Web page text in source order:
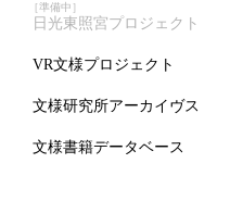
［準備中］
日光東照宮プロジェクト
VR文様プロジェクト
文様研究所アーカイヴス
文様書籍データベース